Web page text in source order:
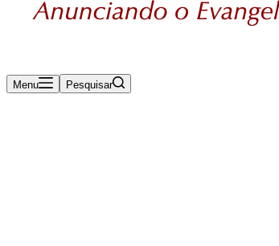
Menu Pesquisar